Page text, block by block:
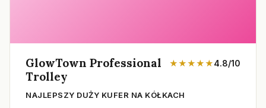
GlowTown Professional
Trolley
★★★★★4.8/10
NAJLEPSZY DUŻY KUFER NA KÓŁKACH